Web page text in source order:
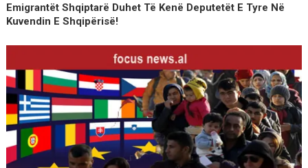
Emigrantët Shqiptarë Duhet Të Kenë Deputetët E Tyre Në
Kuvendin E Shqipërisë!